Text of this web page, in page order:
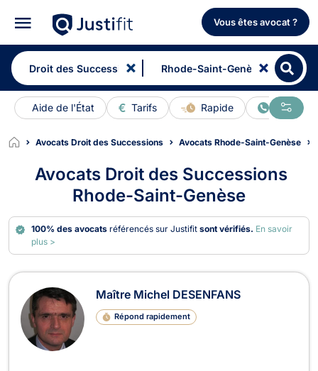
Vous êtes avocat ?
Aide de l'État Tarifs Rapide En ligne
Avocats Droit des Successions Avocats Rhode-Saint-Genèse
Avocats Droit des Successions
Rhode-Saint-Genèse
100% des avocats référencés sur Justifitsont vérifiés. En savoir
plus >
Avocats en Droit des Successions
Maître Michel DESENFANS
Répond rapidement